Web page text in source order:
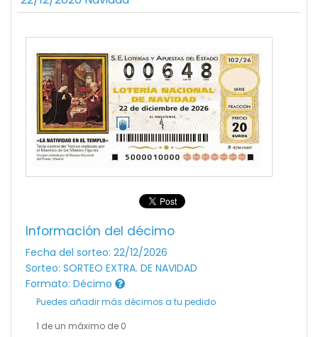
Información del décimo
Fecha del sorteo: 22/12/2026
Sorteo: SORTEO EXTRA. DE NAVIDAD
Formato: Décimo
Puedes añadir más décimos a tu pedido
1 de un máximo de 0